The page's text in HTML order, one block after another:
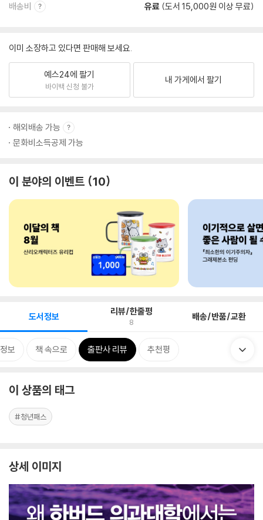
배송비 유료 (도서 15,000원 이상 무료)
이미 소장하고 있다면 판매해 보세요.
예스24에 팔기
바이백 신청 불가
내 가게에서 팔기
해외배송 가능
문화비소득공제 가능
이 분야의 이벤트 10
도서정보 리뷰/한줄평
8 배송/반품/교환
보 책 속으로 출판사 리뷰 추천평
이 상품의 태그
#청년패스
상세 이미지